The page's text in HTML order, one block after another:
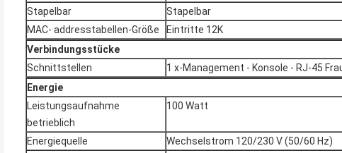
Stapelbar
Stapelbar
MAC- addresstabellen-Größe
Eintritte 12K
Verbindungsstücke
Schnittstellen
1 x-Management - Konsole - RJ-45
Energie
Leistungsaufnahme
betrieblich
100 Watt
Energiequelle
Wechselstrom 120/230 V (50/60 Hz)